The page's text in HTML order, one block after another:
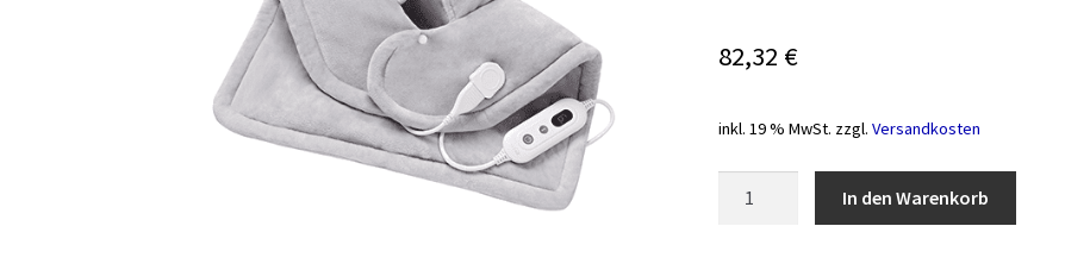
82,32 €
inkl. 19 % MwSt. zzgl. Versandkosten
In den Warenkorb